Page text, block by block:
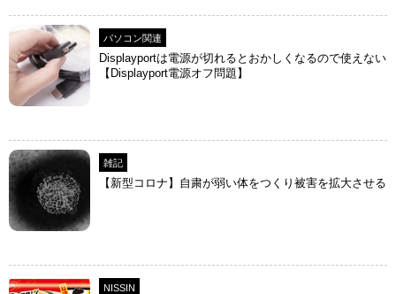
パソコン関連
Displayportは電源が切れるとおかしくなるので使えない
【Displayport電源オフ問題】
雑記
【新型コロナ】自粛が弱い体をつくり被害を拡大させる
NISSIN